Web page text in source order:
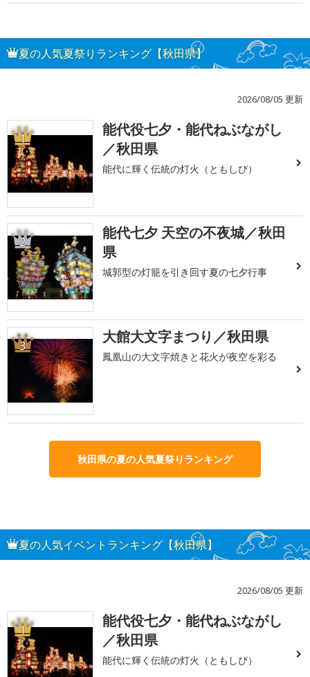
夏の人気夏祭りランキング【秋田県】
2026/08/05 更新
1
能代役七夕・能代ねぶながし
／秋田県
能代に輝く伝統の灯火（ともしび）
2
能代七夕 天空の不夜城／秋田
県
城郭型の灯籠を引き回す夏の七夕行事
3 大館大文字まつり／秋田県
鳳凰山の大文字焼きと花火が夜空を彩る
秋田県の夏の人気夏祭りランキング
夏の人気イベントランキング【秋田県】
2026/08/05 更新
1
能代役七夕・能代ねぶながし
／秋田県
能代に輝く伝統の灯火（ともしび）